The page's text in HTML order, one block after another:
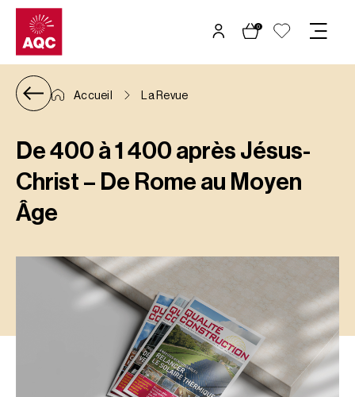
Panneau de gestion des cookies
0
Accueil La Revue
De 400 à 1 400 après Jésus-
Christ – De Rome au Moyen
Âge